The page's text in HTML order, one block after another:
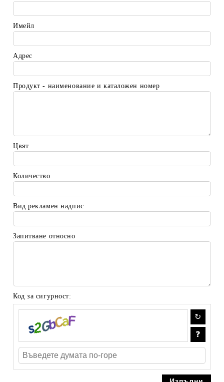
Имейл
Адрес
Продукт - наименование и каталожен номер
Цвят
Количество
Вид рекламен надпис
Запитване относно
Код за сигурност: